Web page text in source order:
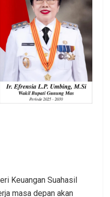
Keuangan Suahasil
masa depan akan